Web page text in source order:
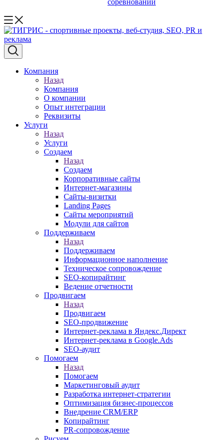
соревнований
Компания
Назад
Компания
О компании
Опыт интеграции
Реквизиты
Услуги
Назад
Услуги
Создаем
Назад
Создаем
Корпоративные сайты
Интернет-магазины
Сайты-визитки
Landing Pages
Сайты мероприятий
Модули для сайтов
Поддерживаем
Назад
Поддерживаем
Информационное наполнение
Техническое сопровождение
SEO-копирайтинг
Ведение отчетности
Продвигаем
Назад
Продвигаем
SEO-продвижение
Интернет-реклама в Яндекс.Директ
Интернет-реклама в Google.Ads
SEO-аудит
Помогаем
Назад
Помогаем
Маркетинговый аудит
Разработка интернет-стратегии
Оптимизация бизнес-процессов
Внедрение CRM/ERP
Копирайтинг
PR-сопровождение